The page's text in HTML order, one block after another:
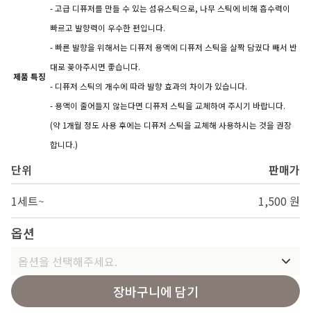
제품 특징
- 고급 디퓨저를 만들 수 있는 섬유스틱으로, 나무 스틱에 비해 흡수력이
빠르고 발향력이 우수한 편입니다.
- 빠른 발향을 위해서는 디퓨저 용액에 디퓨저 스틱을 살짝 담궜다 빼서 반
대로 꽂아주시면 좋습니다.
- 디퓨저 스틱의 개수에 따라 발향 효과의 차이가 있습니다.
- 용액이 줄어들지 않는다면 디퓨저 스틱을 교체하여 주시기 바랍니다.
(약 1개월 정도 사용 후에는 디퓨저 스틱을 교체해 사용하시는 것을 권장
합니다.)
단위
판매가
1세트~ 1,500 원
옵션
옵션을 선택해주세요.
장바구니에 담기